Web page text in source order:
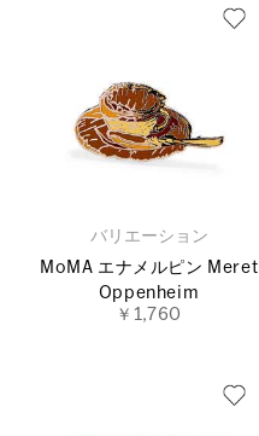
バリエーション
MoMA エナメルピン Meret
Oppenheim
￥1,760